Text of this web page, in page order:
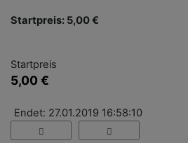
Startpreis: 5,00 €
Startpreis
5,00 €
Endet: 27.01.2019 16:58:10